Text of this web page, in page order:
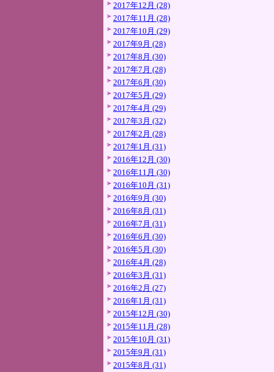
2017年12月 (28)
2017年11月 (28)
2017年10月 (29)
2017年9月 (28)
2017年8月 (30)
2017年7月 (28)
2017年6月 (30)
2017年5月 (29)
2017年4月 (29)
2017年3月 (32)
2017年2月 (28)
2017年1月 (31)
2016年12月 (30)
2016年11月 (30)
2016年10月 (31)
2016年9月 (30)
2016年8月 (31)
2016年7月 (31)
2016年6月 (30)
2016年5月 (30)
2016年4月 (28)
2016年3月 (31)
2016年2月 (27)
2016年1月 (31)
2015年12月 (30)
2015年11月 (28)
2015年10月 (31)
2015年9月 (31)
2015年8月 (31)